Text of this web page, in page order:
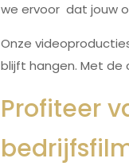
we ervoor dat jouw
Onze
blijft hangen. Met de
Profiteer